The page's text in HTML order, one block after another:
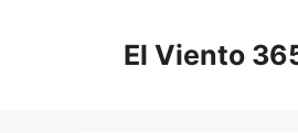
El Viento